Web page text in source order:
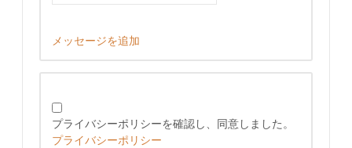
メッセージを追加
プライバシーポリシーを確認し、同意しました。
プライバシーポリシー